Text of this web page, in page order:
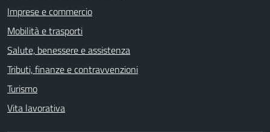
Imprese e commercio
Mobilità e trasporti
Salute, benessere e assistenza
Tributi, finanze e contravvenzioni
Turismo
Vita lavorativa